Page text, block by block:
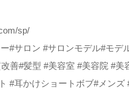
sp/
#サロン #サロンモデル#モ
善#髪型 #美容室 #美容院 #
#耳かけショートボブ#メン